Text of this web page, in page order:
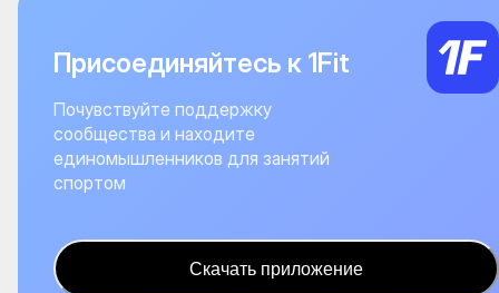
Присоединяйтесь к 1Fit
Почувствуйте поддержку
сообщества и находите
единомышленников для занятий
спортом
Скачать приложение